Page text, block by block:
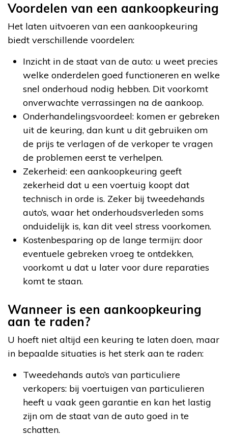
Voordelen van een aankoopkeuring
Het laten uitvoeren van een aankoopkeuring
biedt verschillende voordelen:
Inzicht in de staat van de auto: u weet precies
welke onderdelen goed functioneren en welke
snel onderhoud nodig hebben. Dit voorkomt
onverwachte verrassingen na de aankoop.
Onderhandelingsvoordeel: komen er gebreken
uit de keuring, dan kunt u dit gebruiken om
de prijs te verlagen of de verkoper te vragen
de problemen eerst te verhelpen.
Zekerheid: een aankoopkeuring geeft
zekerheid dat u een voertuig koopt dat
technisch in orde is. Zeker bij tweedehands
auto’s, waar het onderhoudsverleden soms
onduidelijk is, kan dit veel stress voorkomen.
Kostenbesparing op de lange termijn: door
eventuele gebreken vroeg te ontdekken,
voorkomt u dat u later voor dure reparaties
komt te staan.
Wanneer is een aankoopkeuring
aan te raden?
U hoeft niet altijd een keuring te laten doen, maar
in bepaalde situaties is het sterk aan te raden:
Tweedehands auto’s van particuliere
verkopers: bij voertuigen van particulieren
heeft u vaak geen garantie en kan het lastig
zijn om de staat van de auto goed in te
schatten.